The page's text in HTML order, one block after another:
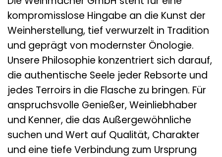
kompromisslose Hingabe an die Kunst der
Weinherstellung, tief verwurzelt in Tradition
und geprägt von modernster Önologie.
Unsere Philosophie konzentriert sich darauf,
die authentische Seele jeder Rebsorte und
jedes Terroirs in die Flasche zu bringen. Für
anspruchsvolle Genießer, Weinliebhaber
und Kenner, die das Außergewöhnliche
suchen und Wert auf Qualität, Charakter
und eine tiefe Verbindung zum Ursprung